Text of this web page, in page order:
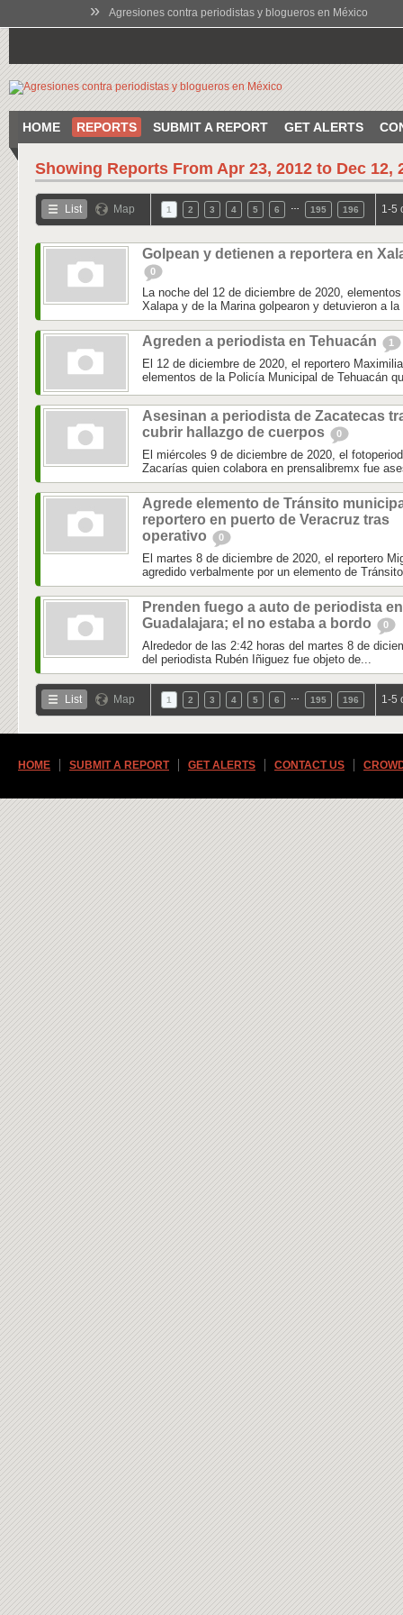
» Agresiones contra periodistas y blogueros en México
HOME REPORTS SUBMIT A REPORT GET ALERTS
Showing Reports From Apr 23, 2012 to Dec 12,
List Map 1 2 3 4 5 6 195 196 1-5
Golpean y detienen a reportera en
0
La noche del 12 de diciembre de 2020,
Xalapa y de la Marina golpearon y detuvieron a la
Agreden a periodista en Tehuacán 1
El 12 de diciembre de 2020, el reportero
elementos de la Policía Municipal de Tehuacán
Asesinan a periodista de Zacatecas
cubrir hallazgo de cuerpos
0
El miércoles 9 de diciembre de 2020, el
Zacarías quien colabora en prensalibremx fue
Agrede elemento de Tránsito
reportero en puerto de Veracruz tras
operativo
0
El martes 8 de diciembre de 2020, el reportero
agredido verbalmente por un elemento de
Prenden fuego a auto de periodista en
Guadalajara; el no estaba a bordo
0
Alrededor de las 2:42 horas del martes 8 de
del periodista Rubén Iñiguez fue objeto de...
List Map 1 2 3 4 5 6 195 196 1-5
HOME SUBMIT A REPORT GET ALERTS CONTACT US